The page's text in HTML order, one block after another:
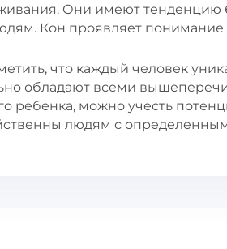
Они имеют тенденцию
Кон проявляет
что каждый человек
обладают всеми
ребенка, можно учесть
людям с